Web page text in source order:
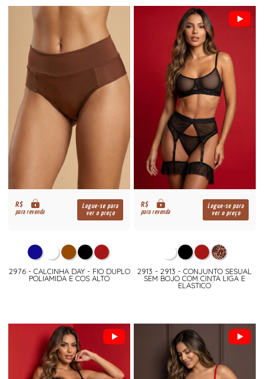
R$
para revenda
Logue-se para
ver o preço
2976 - CALCINHA DAY - FIO DUPLO
POLIAMIDA E COS ALTO
R$
para revenda
Logue-se para
ver o preço
2913 - 2913 - CONJUNTO SESUAL
SEM BOJO COM CINTA LIGA E
ELASTICO